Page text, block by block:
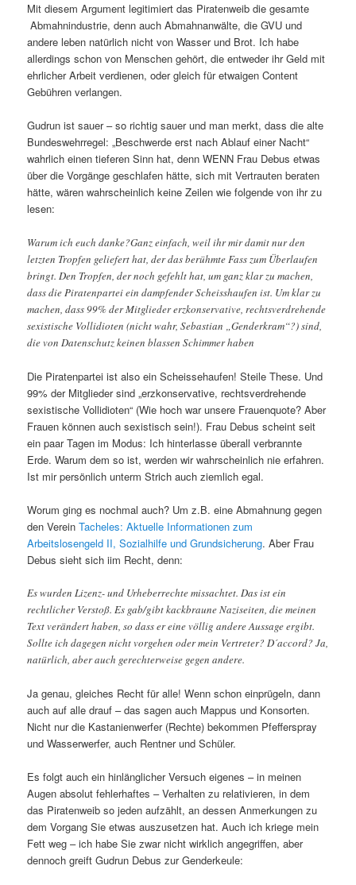
Mit diesem Argument legitimiert das Piratenweib die gesamte
Abmahnindustrie, denn auch Abmahnanwälte, die GVU und
andere leben natürlich nicht von Wasser und Brot. Ich habe
allerdings schon von Menschen gehört, die entweder ihr Geld mit
ehrlicher Arbeit verdienen, oder gleich für etwaigen Content
Gebühren verlangen.
Gudrun ist sauer – so richtig sauer und man merkt, dass die alte
Bundeswehrregel: „Beschwerde erst nach Ablauf einer Nacht“
wahrlich einen tieferen Sinn hat, denn WENN Frau Debus etwas
über die Vorgänge geschlafen hätte, sich mit Vertrauten beraten
hätte, wären wahrscheinlich keine Zeilen wie folgende von ihr zu
lesen:
Warum ich euch danke?Ganz einfach, weil ihr mir damit nur den
letzten Tropfen geliefert hat, der das berühmte Fass zum Überlaufen
bringt. Den Tropfen, der noch gefehlt hat, um ganz klar zu machen,
dass die Piratenpartei ein dampfender Scheisshaufen ist. Um klar zu
machen, dass 99% der Mitglieder erzkonservative, rechtsverdrehende
sexistische Vollidioten (nicht wahr, Sebastian „Genderkram“?) sind,
die von Datenschutz keinen blassen Schimmer haben
Die Piratenpartei ist also ein Scheissehaufen! Steile These. Und
99% der Mitglieder sind „erzkonservative, rechtsverdrehende
sexistische Vollidioten“ (Wie hoch war unsere Frauenquote? Aber
Frauen können auch sexistisch sein!). Frau Debus scheint seit
ein paar Tagen im Modus: Ich hinterlasse überall verbrannte
Erde. Warum dem so ist, werden wir wahrscheinlich nie erfahren.
Ist mir persönlich unterm Strich auch ziemlich egal.
Worum ging es nochmal auch? Um z.B. eine Abmahnung gegen
den VereinTacheles: Aktuelle Informationen zum
Arbeitslosengeld II, Sozialhilfe und Grundsicherung. Aber Frau
Debus sieht sich iim Recht, denn:
Es wurden Lizenz- und Urheberrechte missachtet. Das ist ein
rechtlicher Verstoß. Es gab/gibt kackbraune Naziseiten, die meinen
Text verändert haben, so dass er eine völlig andere Aussage ergibt.
Sollte ich dagegen nicht vorgehen oder mein Vertreter? D´accord? Ja,
natürlich, aber auch gerechterweise gegen andere.
Ja genau, gleiches Recht für alle! Wenn schon einprügeln, dann
auch auf alle drauf – das sagen auch Mappus und Konsorten.
Nicht nur die Kastanienwerfer (Rechte) bekommen Pfefferspray
und Wasserwerfer, auch Rentner und Schüler.
Es folgt auch ein hinlänglicher Versuch eigenes – in meinen
Augen absolut fehlerhaftes – Verhalten zu relativieren, in dem
das Piratenweib so jeden aufzählt, an dessen Anmerkungen zu
dem Vorgang Sie etwas auszusetzen hat. Auch ich kriege mein
Fett weg – ich habe Sie zwar nicht wirklich angegriffen, aber
dennoch greift Gudrun Debus zur Genderkeule: